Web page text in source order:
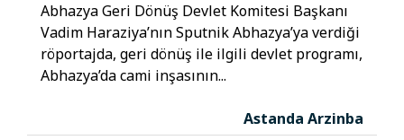
Abhazya Geri Dönüş Devlet Komitesi Başkanı
Vadim Haraziya’nın Sputnik Abhazya’ya verdiği
röportajda, geri dönüş ile ilgili devlet programı,
Abhazya’da cami inşasının...
Astanda Arzinba